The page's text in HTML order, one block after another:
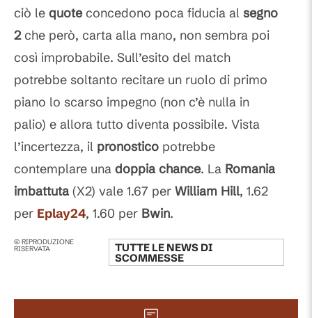
ciò le quoteconcedono poca fiducia al segno
2che però, carta alla mano, non sembra poi
così improbabile. Sull’esito del match
potrebbe soltanto recitare un ruolo di primo
piano lo scarso impegno (non c’è nulla in
palio) e allora tutto diventa possibile. Vista
l’incertezza, il pronostico potrebbe
contemplare una doppia chance. La Romania
imbattuta (X2) vale 1.67 per William Hill, 1.62
per Eplay24, 1.60 per Bwin.
© RIPRODUZIONE
RISERVATA TUTTE LE NEWS DI
SCOMMESSE